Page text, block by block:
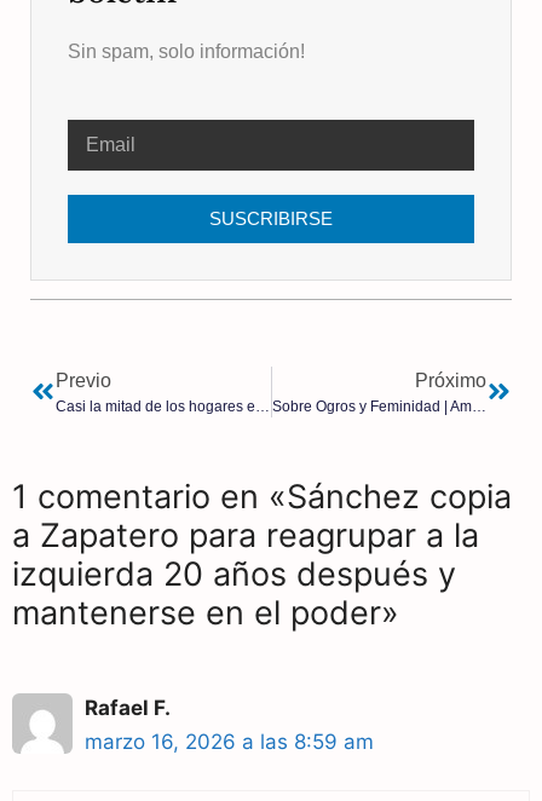
Sin spam, solo información!
SUSCRIBIRSE
Previo Próximo
Sobre Ogros y Feminidad | Amadeo A. Valladares Álvarez
1 comentario en «Sánchez copia
a Zapatero para reagrupar a la
izquierda 20 años después y
mantenerse en el poder»
Rafael F.
marzo 16, 2026 a las 8:59 am